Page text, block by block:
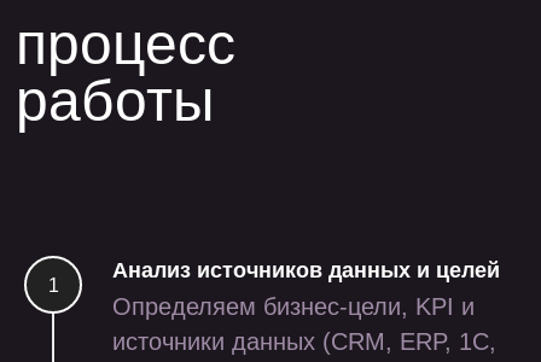
Анализ источников данных и целей
Определяем бизнес-цели, KPI и
источники данных (CRM, ERP, 1С,